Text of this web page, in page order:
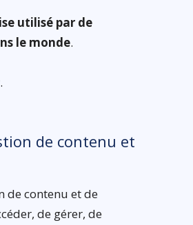
utilisé par de
le monde.
de contenu et
de contenu et de
de gérer, de